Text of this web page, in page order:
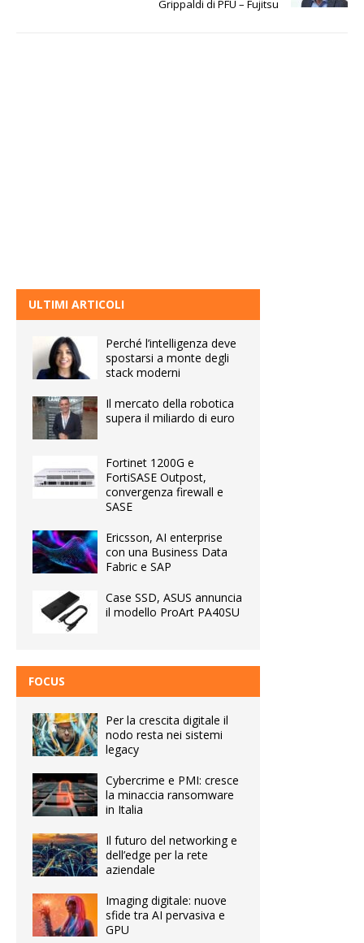
Grippaldi di PFU – Fujitsu
ULTIMI ARTICOLI
Perché l’intelligenza deve
spostarsi a monte degli
stack moderni
Il mercato della robotica
supera il miliardo di euro
Fortinet 1200G e
FortiSASE Outpost,
convergenza firewall e
SASE
Ericsson, AI enterprise
con una Business Data
Fabric e SAP
Case SSD, ASUS annuncia
il modello ProArt PA40SU
FOCUS
Per la crescita digitale il
nodo resta nei sistemi
legacy
Cybercrime e PMI: cresce
la minaccia ransomware
in Italia
Il futuro del networking e
dell’edge per la rete
aziendale
Imaging digitale: nuove
sfide tra AI pervasiva e
GPU